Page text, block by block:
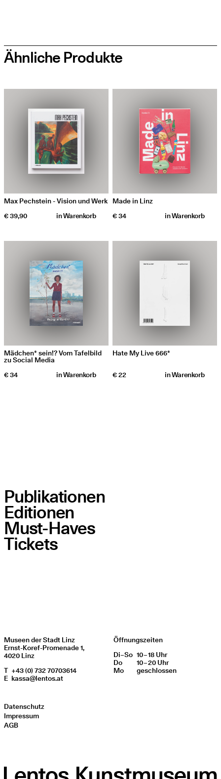
Ähnliche Produkte
Max Pechstein - Vision und Werk
€ 39,90
inWarenkorb
Made in Linz
€ 34
inWarenkorb
Mädchen* sein!? Vom Tafelbild
zu Social Media
€ 34
inWarenkorb
Hate My Live 666*
€ 22 inWarenkorb
Publikationen
Editionen
Must-Haves
Tickets
Museen der Stadt Linz
Ernst-Koref-Promenade 1,
4020 Linz
T +43 (0) 732 70703614
E kassa@lentos.at
Öffnungszeiten
WochentagÖffnungszeiten
Di–So 10 – 18 Uhr
Do
10 – 20 Uhr
Mo
geschlos­sen
Datenschutz
Impressum
AGB